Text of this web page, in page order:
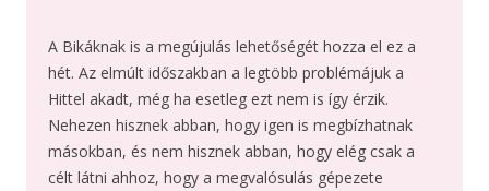
A Bikáknak is a megújulás lehetőségét hozza el ez a
hét. Az elmúlt időszakban a legtöbb problémájuk a
Hittel akadt, még ha esetleg ezt nem is így érzik.
Nehezen hisznek abban, hogy igen is megbízhatnak
másokban, és nem hisznek abban, hogy elég csak a
célt látni ahhoz, hogy a megvalósulás gépezete